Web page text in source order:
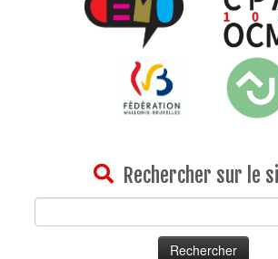
Rechercher sur le